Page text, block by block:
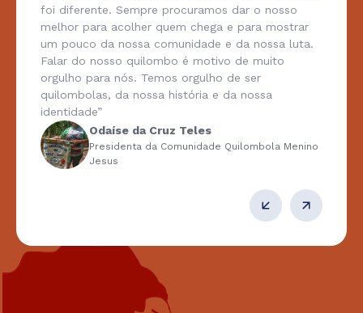
foi diferente. Sempre procuramos dar o nosso
melhor para acolher quem chega e para mostrar
um pouco da nossa comunidade e da nossa luta.
Falar do nosso quilombo é motivo de muito
orgulho para nós. Temos orgulho de ser
quilombolas, da nossa história e da nossa
identidade”
Odaíse da Cruz Teles
Presidenta da Comunidade Quilombola Menino
Jesus